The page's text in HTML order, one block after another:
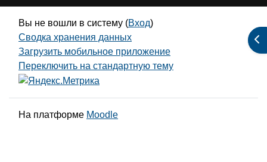
Вы не вошли в систему (Вход)
Сводка хранения данных
Загрузить мобильное приложение
Переключить на стандартную тему
На платформе Moodle